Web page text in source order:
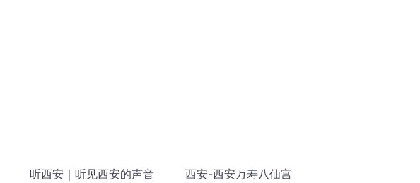
听西安｜听见西安的声音 西安-西安万寿八仙宫